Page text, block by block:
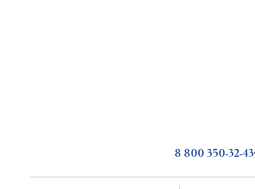
8 800 350-32-43